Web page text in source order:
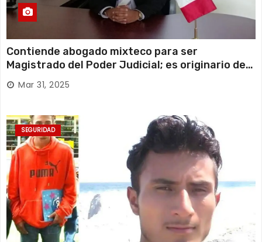
Contiende abogado mixteco para ser
Magistrado del Poder Judicial; es originario de
Huajuapan de León
Mar 31, 2025
SEGURIDAD